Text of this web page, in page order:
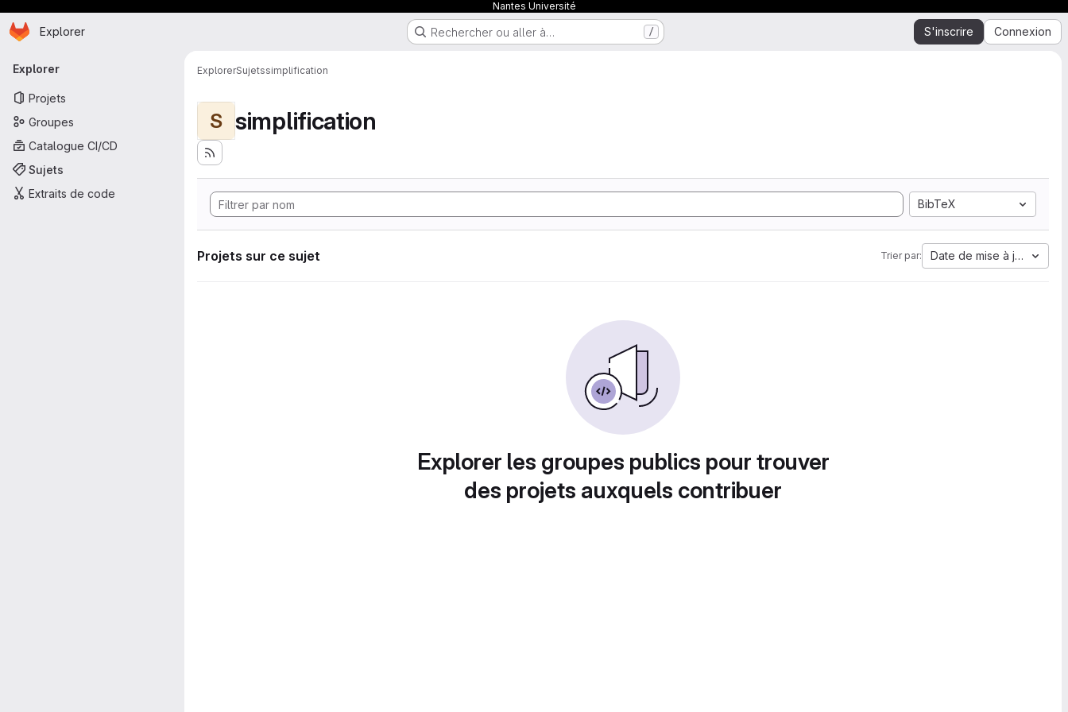
Nantes Université
Passer au contenu principal
Page d'accueil
Explorer Rechercher ou aller à… / S'inscrire Connexion
Navigation principale
Explorer
Projets
Groupes
Catalogue CI/CD
Sujets
Extraits de code
ExplorerSujetssimplification
S simplification
BibTeX
Projets sur ce sujet Trier par: Date de mise à jour
Explorer les groupes publics pour trouver
des projets auxquels contribuer